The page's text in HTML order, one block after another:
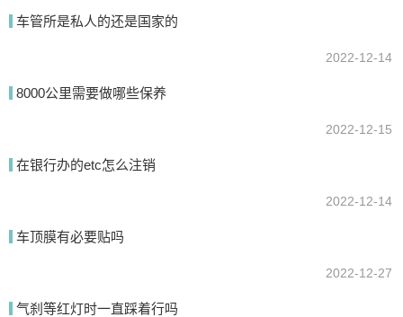
车管所是私人的还是国家的
2022-12-14
8000公里需要做哪些保养
2022-12-15
在银行办的etc怎么注销
2022-12-14
车顶膜有必要贴吗
2022-12-27
气刹等红灯时一直踩着行吗